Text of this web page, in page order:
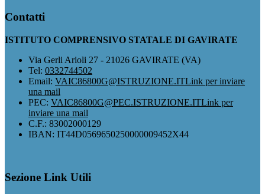
Contatti
ISTITUTO COMPRENSIVO STATALE DI GAVIRATE
Via Gerli Arioli 27 - 21026 GAVIRATE (VA)
Tel: 0332744502
Email: VAIC86800G@ISTRUZIONE.ITLink per inviare
una mail
PEC: VAIC86800G@PEC.ISTRUZIONE.ITLink per
inviare una mail
C.F.: 83002000129
IBAN: IT44D0569650250000009452X44
Sezione Link Utili